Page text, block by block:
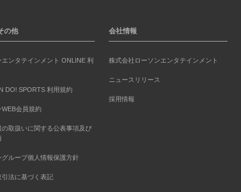
の他
エンタテインメント ONLINE 利
DO! SPORTS 利用規約
WEB会員規約
の取扱いに関する公表事項及び
グループ個人情報保護方針
引法に基づく表記
会社情報
株式会社ローソンエンタテインメント
ニュースリリース
採用情報